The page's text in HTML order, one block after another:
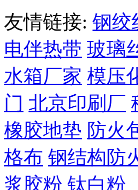
友情链接: 钢绞
电伴热带 玻璃
水箱厂家 模压
门 北京印刷厂
橡胶地垫 防火
格布 钢结构防
浆胶粉 钛白粉